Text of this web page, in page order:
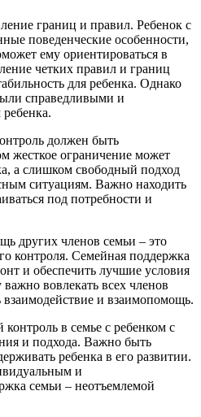
границ и правил. Ребенок с
поведенческие особенности,
ему ориентироваться в
четких правил и границ
для ребенка. Однако
справедливыми и
должен быть
жесткое ограничение может
а слишком свободный подход
ситуациям. Важно находить
под потребности и
других членов семьи – это
контроля. Семейная поддержка
и обеспечить лучшие условия
вовлекать всех членов
и взаимопомощь.
в семье с ребенком с
и подхода. Важно быть
ребенка в его развитии.
и
семьи – неотъемлемой